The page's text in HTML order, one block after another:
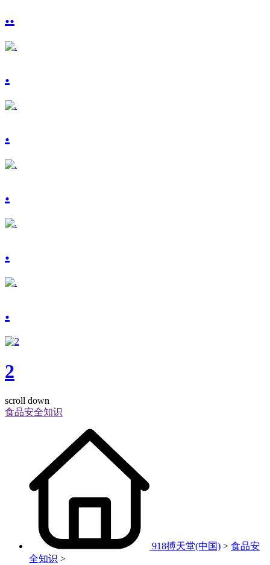
..
.
.
.
.
.
2
scroll down
食品安全知识
918搏天堂(中国) > 食品安
全知识 >